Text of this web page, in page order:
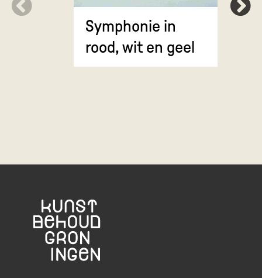
Symphonie in
rood, wit en geel